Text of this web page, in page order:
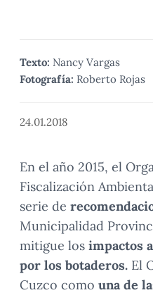
Texto: Nancy Vargas
Fotografía: Roberto Rojas
24.01.2018
En el año 2015, el
Fiscalización
serie de
Municipalidad
mitigue los impactos
por los botaderos. El
Cuzco como una de